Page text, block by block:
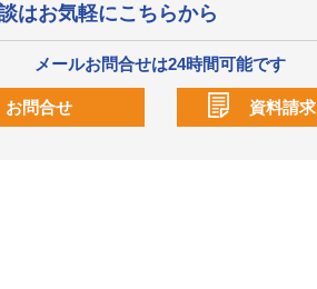
はお気軽にこちらから
メールお問合せは24時間可能です
お問合せ 資料請求